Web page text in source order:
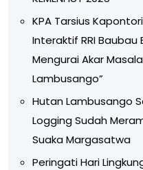
KPA Tarsius
Interaktif RRI Baubau
Mengurai Akar
Lambusango”
Hutan Lambusango
Logging Sudah
Suaka Margasatwa
Peringati Hari